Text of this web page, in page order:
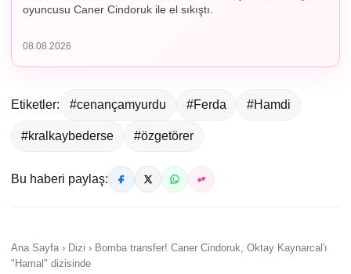
oyuncusu Caner Cindoruk ile el sıkıştı.
08.08.2026
Etiketler: #cenançamyurdu #Ferda #Hamdi
#kralkaybederse #özgetörer
Bu haberi paylaş:
Ana Sayfa › Dizi › Bomba transfer! Caner Cindoruk, Oktay Kaynarcal'ı
"Hamal" dizisinde